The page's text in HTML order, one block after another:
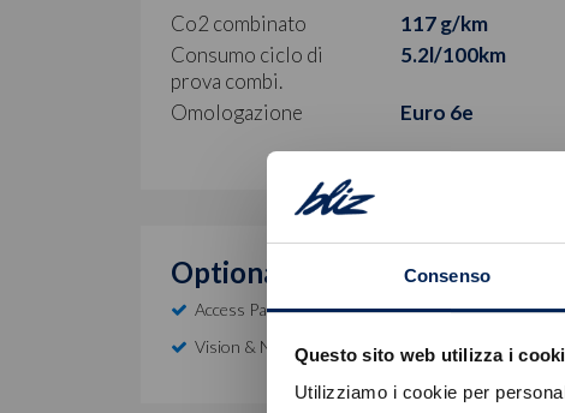
Consenso
Questo sito web utilizza i
Utilizziamo i cookie per
Co2 combinato
117 g/km
Consumo ciclo di
prova combi.
5.2l/100km
Omologazione Euro 6e
Optional inclusi
Access Pack
Vision & Navigation Pack